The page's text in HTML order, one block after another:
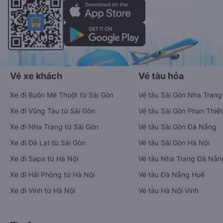
Vé xe khách
Xe đi Buôn Mê Thuột từ Sài Gòn
Xe đi Vũng Tàu từ Sài Gòn
Xe đi Nha Trang từ Sài Gòn
Xe đi Đà Lạt từ Sài Gòn
Xe đi Sapa từ Hà Nội
Xe đi Hải Phòng từ Hà Nội
Xe đi Vinh từ Hà Nội
Vé tàu hỏa
Vé tàu Sài Gòn Nha Trang
Vé tàu Sài Gòn Phan Thiết
Vé tàu Sài Gòn Đà Nẵng
Vé tàu Sài Gòn Hà Nội
Vé tàu Nha Trang Đà
Vé tàu Đà Nẵng Huế
Vé tàu Hà Nội Vinh